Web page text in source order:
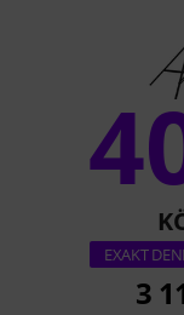
EXAKT
3